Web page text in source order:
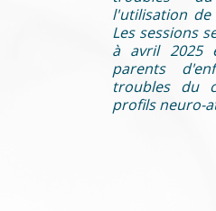
l'utilisation de
Les sessions
à avril 2025
parents
troubles du
profils neuro-